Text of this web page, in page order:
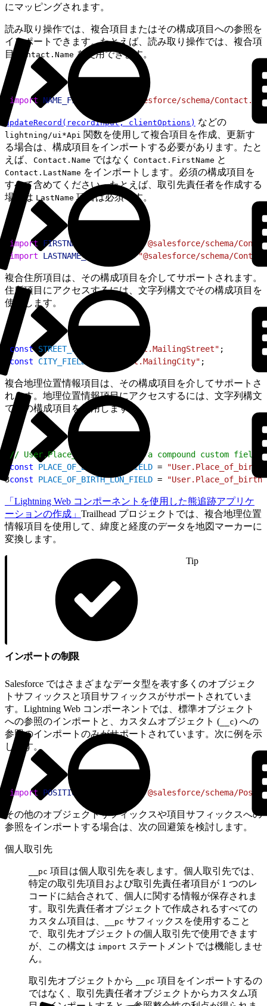
にマッピングされます。
読み取り操作では、複合項目またはその構成項目への参照を
インポートできます。たとえば、読み取り操作では、複合項
目
Contact.Name を使用できます。
import NAME_FIELD "@salesforce/schema/
updateRecord(recordInput, clientOptions) などの
lightning/ui*Api 関数を使用して複合項目を作成、更新す
る場合は、構成項目をインポートする必要があります。たと
えば、 Contact.Name ではなく Contact.FirstName と
Contact.LastName をインポートします。必須の構成項目を
すべて含めてください。たとえば、取引先責任者を作成する
場合は LastName 項目は必須です。
import FIRSTNAME_FIELD
"@salesforce/schema/
import LASTNAME_FIELD "@salesforce/schema/
複合住所項目は、その構成項目を介してサポートされます。
住所項目にアクセスするには、文字列構文でその構成項目を
使用します。
const STREET_FIELD "Contact.MailingStreet" ;
const CITY_FIELD "Contact.MailingCity" ;
複合地理位置情報項目は、その構成項目を介してサポートさ
れます。地理位置情報項目にアクセスするには、文字列構文
でその構成項目を使用します。
// User.Place_of_birth__c is a compound custom field
const PLACE_OF_BIRTH_LAT_FIELD =
3const PLACE_OF_BIRTH_LON_FIELD =
「Lightning Web コンポーネントを使用した熊追跡アプリケ
ーションの作成」 Trailhead プロジェクトでは、複合地理位置
情報項目を使用して、緯度と経度のデータを地図マーカーに
変換します。
Tip
インポートの制限
Salesforce ではさまざまなデータ型を表す多くのオブジェク
トサフィックスと項目サフィックスがサポートされていま
す。Lightning Web コンポーネントでは、標準オブジェクト
への参照のインポートと、カスタムオブジェクト ( __c) への
参照のインポートのみがサポートされています。次に例を示
します。
import POSITION_OBJECT "@salesforce/schema/
その他のオブジェクトサフィックスや項目サフィックスへの
参照をインポートする場合は、次の回避策を検討します。
個人取引先
__pc 項目は個人取引先を表します。個人取引先では、
特定の取引先項目および取引先責任者項目が 1 つのレ
コードに結合されて、個人に関する情報が保存されま
す。取引先責任者オブジェクトで作成されるすべての
カスタム項目は、
__pc サフィックスを使用すること
で、取引先オブジェクトの個人取引先で使用できます
が、この構文は import ステートメントでは機能しませ
ん。
取引先オブジェクトから __pc 項目をインポートするの
ではなく、取引先責任者オブジェクトからカスタム項